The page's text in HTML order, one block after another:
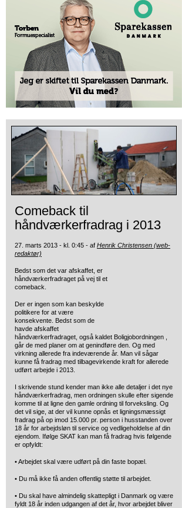
Comeback til
håndværkerfradrag i 2013
27. marts 2013 - kl. 0:45 - af Henrik Christensen (web-
redaktør)
Bedst som det var afskaffet, er
håndværkerfradraget på vej til et
comeback.
Der er ingen som kan beskylde
politikere for at være
konsekvente. Bedst som de
havde afskaffet
håndværkerfradraget, også kaldet Boligjobordningen ,
går de med planer om at genindføre den. Og med
virkning allerede fra indeværende år. Man vil sågar
kunne få fradrag med tilbagevirkende kraft for allerede
udført arbejde i 2013.
I skrivende stund kender man ikke alle detaljer i det nye
håndværkerfradrag, men ordningen skulle efter sigende
komme til at ligne den gamle ordning til forveksling. Og
det vil sige, at der vil kunne opnås et ligningsmæssigt
fradrag på op imod 15.000 pr. person i husstanden over
18 år for arbejdsløn til service og vedligeholdelse af din
ejendom. Ifølge SKAT kan man få fradrag hvis følgende
er opfyldt:
• Arbejdet skal være udført på din faste bopæl.
• Du må ikke få anden offentlig støtte til arbejdet.
• Du skal have almindelig skattepligt i Danmark og være
fyldt 18 år inden udgangen af det år, hvor arbejdet bliver